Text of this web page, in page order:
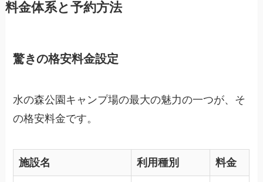
料金体系と予約方法
驚きの格安料金設定
水の森公園キャンプ場の最大の魅力の一つが、そ
の格安料金です。
施設名 利用種別 料金